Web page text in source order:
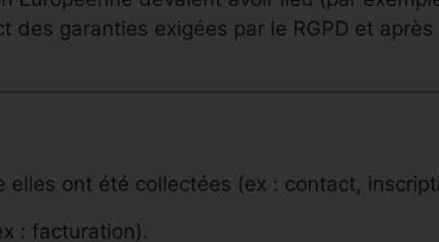
des garanties exigées par le RGPD et
ont été collectées (ex : contact,
: facturation).